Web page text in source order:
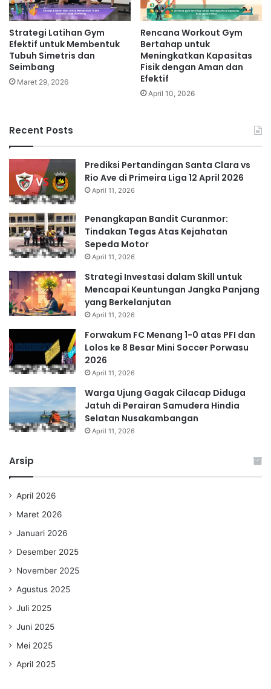
Strategi Latihan Gym
Efektif untuk Membentuk
Tubuh Simetris dan
Seimbang
Maret 29, 2026
Rencana Workout Gym
Bertahap untuk
Meningkatkan Kapasitas
Fisik dengan Aman dan
Efektif
April 10, 2026
Recent Posts
Prediksi Pertandingan Santa Clara vs
Rio Ave di Primeira Liga 12 April 2026
April 11, 2026
Penangkapan Bandit Curanmor:
Tindakan Tegas Atas Kejahatan
Sepeda Motor
April 11, 2026
Strategi Investasi dalam Skill untuk
Mencapai Keuntungan Jangka Panjang
yang Berkelanjutan
April 11, 2026
Forwakum FC Menang 1-0 atas PFI dan
Lolos ke 8 Besar Mini Soccer Porwasu
2026
April 11, 2026
Warga Ujung Gagak Cilacap Diduga
Jatuh di Perairan Samudera Hindia
Selatan Nusakambangan
April 11, 2026
Arsip
April 2026
Maret 2026
Januari 2026
Desember 2025
November 2025
Agustus 2025
Juli 2025
Juni 2025
Mei 2025
April 2025